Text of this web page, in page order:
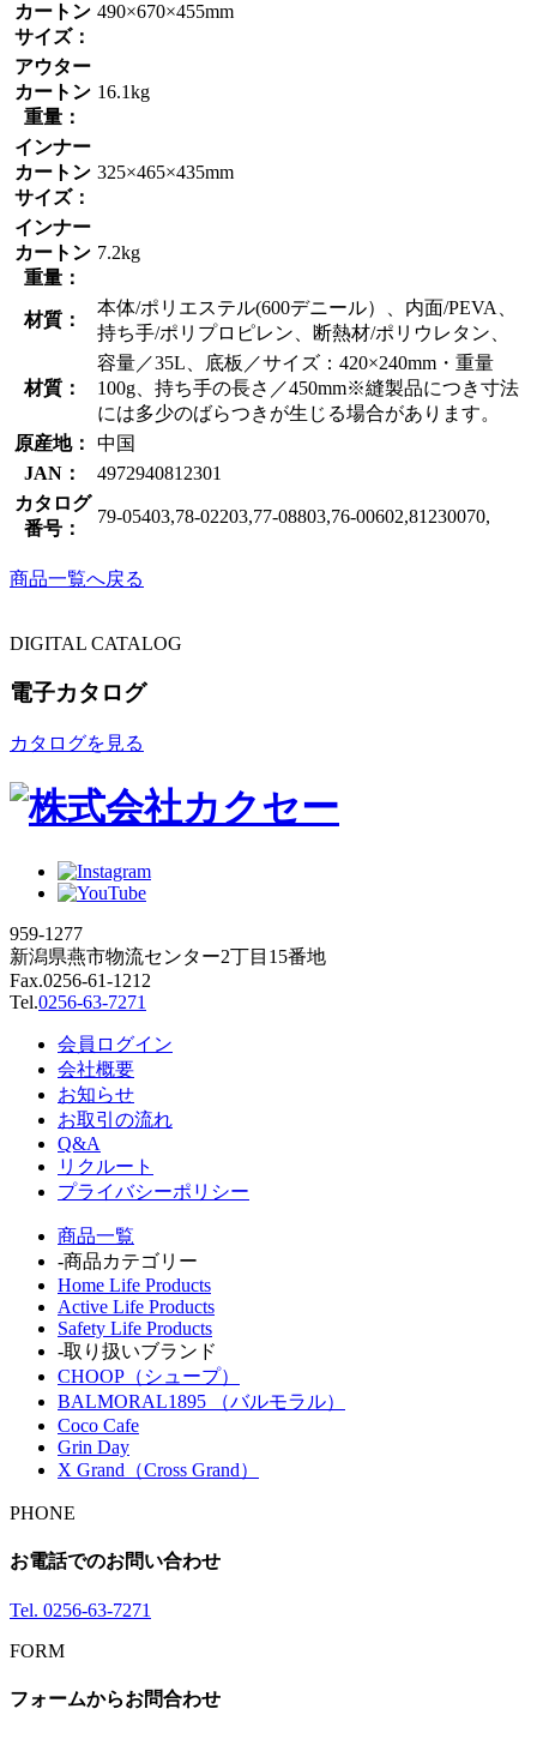
カートン
サイズ：
490×670×455mm
アウター
カートン
重量：
16.1kg
インナー
カートン
サイズ：
325×465×435mm
インナー
カートン
重量：
7.2kg
材質：
本体/ポリエステル(600デニール）、内面/PEVA、
持ち手/ポリプロピレン、断熱材/ポリウレタン、
材質：
容量／35L、底板／サイズ：420×240mm・重量
100g、持ち手の長さ／450mm※縫製品につき寸法
には多少のばらつきが生じる場合があります。
原産地：
中国
JAN：
4972940812301
カタログ
番号：
79-05403,78-02203,77-08803,76-00602,81230070,
商品一覧へ戻る
DIGITAL CATALOG
電子カタログ
カタログを見る
959-1277
新潟県燕市物流センター2丁目15番地
Fax.0256-61-1212
Tel.0256-63-7271
会員ログイン
会社概要
お知らせ
お取引の流れ
Q&A
リクルート
プライバシーポリシー
商品一覧
-商品カテゴリー
Home Life Products
Active Life Products
Safety Life Products
-取り扱いブランド
CHOOP（シュープ）
BALMORAL1895 （バルモラル）
Coco Cafe
Grin Day
X Grand（Cross Grand）
PHONE
お電話でのお問い合わせ
Tel. 0256-63-7271
FORM
フォームからお問合わせ